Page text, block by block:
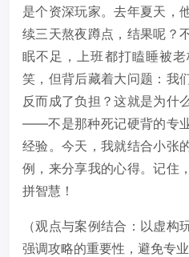
是个资深玩家。去年夏天，
续三天熬夜蹲点，结果呢？
眠不足，上班都打瞌睡被
笑，但背后藏着大问题：我
反而成了负担？这就是为什
——不是那种死记硬背的专
经验。今天，我就结合小张
例，来分享我的心得。记住
拼智慧！
（观点与案例结合：以虚构
强调攻略的重要性，避免专业